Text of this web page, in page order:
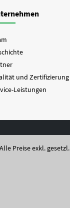
und Zertifizierung
Leistungen
Alle Preise exkl.